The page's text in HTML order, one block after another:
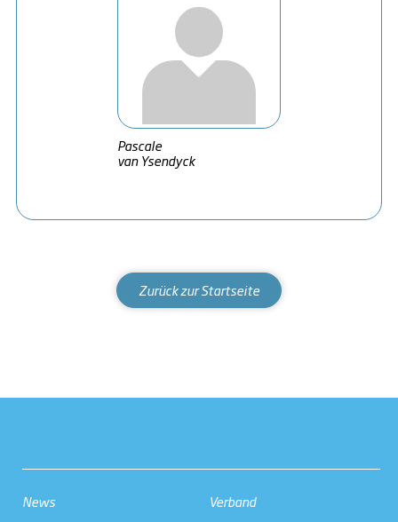
Pascale
van Ysendyck
Zurück zur Startseite
News Verband